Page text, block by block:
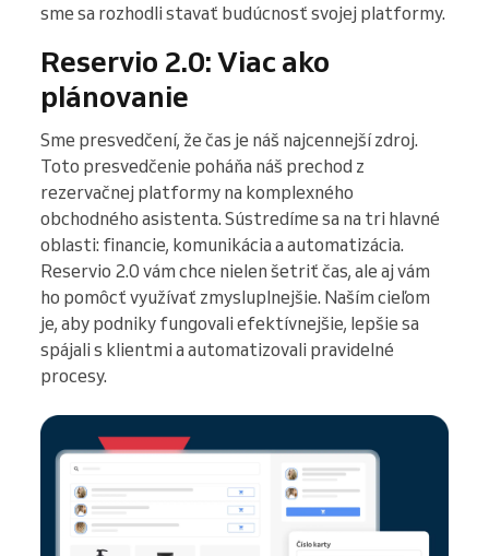
sme sa rozhodli stavať budúcnosť svojej platformy.
Reservio 2.0: Viac ako
plánovanie
Sme presvedčení, že čas je náš najcennejší zdroj.
Toto presvedčenie poháňa náš prechod z
rezervačnej platformy na komplexného
obchodného asistenta. Sústredíme sa na tri hlavné
oblasti: financie, komunikácia a automatizácia.
Reservio 2.0 vám chce nielen šetriť čas, ale aj vám
ho pomôcť využívať zmysluplnejšie. Naším cieľom
je, aby podniky fungovali efektívnejšie, lepšie sa
spájali s klientmi a automatizovali pravidelné
procesy.